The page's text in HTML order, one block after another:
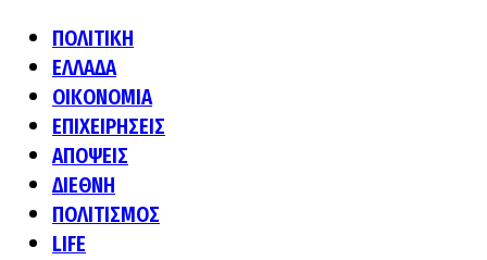
ΠΟΛΙΤΙΚΗ
ΕΛΛΑΔΑ
ΟΙΚΟΝΟΜΙΑ
ΕΠΙΧΕΙΡΗΣΕΙΣ
ΑΠΟΨΕΙΣ
ΔΙΕΘΝΗ
ΠΟΛΙΤΙΣΜΟΣ
LIFE